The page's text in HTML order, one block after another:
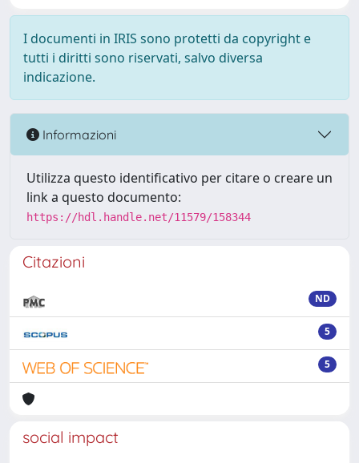
I documenti in IRIS sono protetti da copyright e
tutti i diritti sono riservati, salvo diversa
indicazione.
Informazioni
Utilizza questo identificativo per citare o creare un
link a questo documento:
https://hdl.handle.net/11579/158344
Citazioni
ND
5
5
social impact